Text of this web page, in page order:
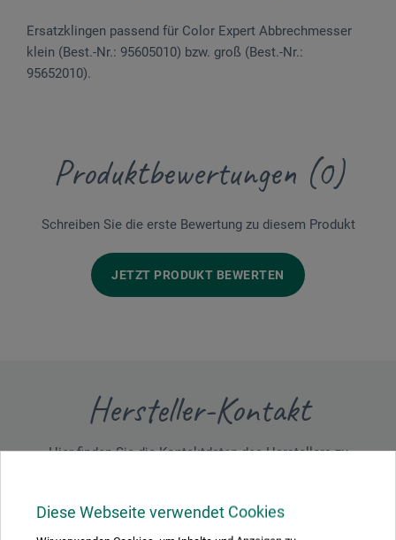
Diese Webseite verwendet Cookies
Ersatzklingen passend für Color Expert Abbrechmesser
klein (Best.-Nr.: 95605010) bzw. groß (Best.-Nr.:
95652010).
Produktbewertungen (0)
Schreiben Sie die erste Bewertung zu diesem Produkt
JETZT PRODUKT BEWERTEN
Hersteller-Kontakt
Hier finden Sie die Kontaktdaten des Herstellers zu